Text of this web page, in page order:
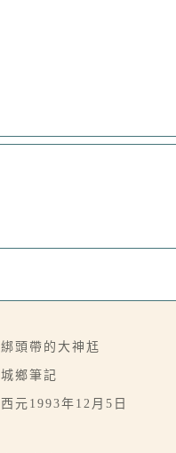
綁頭帶的大神尪
城鄉筆記
西元1993年12月5日